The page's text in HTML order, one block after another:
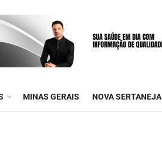
MINAS GERAIS NOVA SERTANEJA